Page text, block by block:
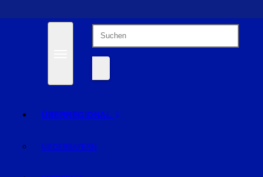
ÜBERREGIONAL
NIEDERBAYERN